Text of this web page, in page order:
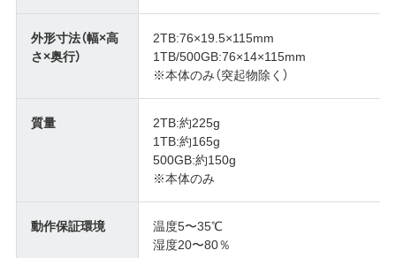
外形寸法（幅×高
さ×奥行）
2TB:76×19.5×115mm
1TB/500GB:76×14×115mm
※本体のみ（突起物除く）
質量
2TB:約225g
1TB:約165g
500GB:約150g
※本体のみ
動作保証環境
温度5〜35℃
湿度20〜80％